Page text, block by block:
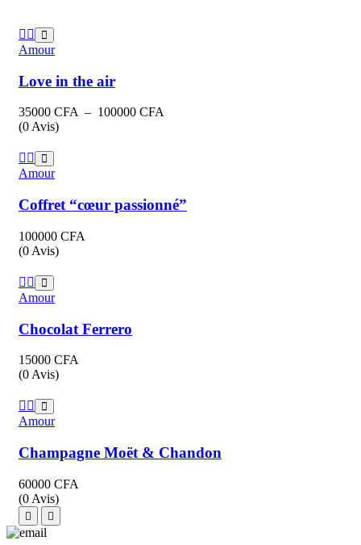
Amour
Love in the air
35000 CFA – 100000 CFA
(0 Avis)
Amour
Coffret “cœur passionné”
100000 CFA
(0 Avis)
Amour
Chocolat Ferrero
15000 CFA
(0 Avis)
Amour
Champagne Moët & Chandon
60000 CFA
(0 Avis)